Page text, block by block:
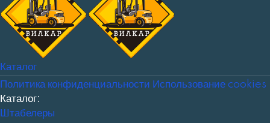
Каталог
Политика конфиденциальности Использование cookies
Каталог:
Штабелеры